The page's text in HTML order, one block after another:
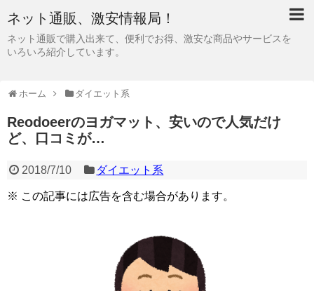
ネット通販、激安情報局！
ネット通販で購入出来て、便利でお得、激安な商品やサービスを
いろいろ紹介しています。
ホーム ダイエット系
Reodoeerのヨガマット、安いので人気だけ
ど、口コミが…
2018/7/10 ダイエット系
※ この記事には広告を含む場合があります。